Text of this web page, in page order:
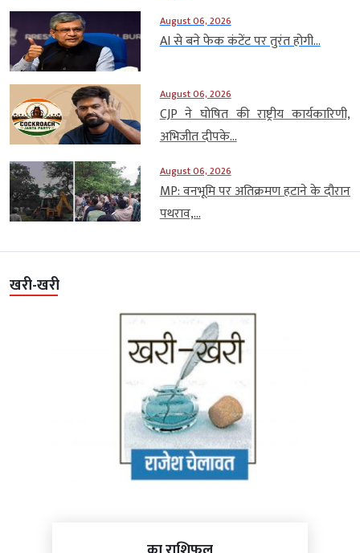
August 06, 2026
AI से बने फेक कंटेंट पर तुरंत होगी...
August 06, 2026
CJP ने घोषित की राष्ट्रीय कार्यकारिणी,
अभिजीत दीपके...
August 06, 2026
MP: वनभूमि पर अतिक्रमण हटाने के दौरान
पथराव,...
खरी-खरी